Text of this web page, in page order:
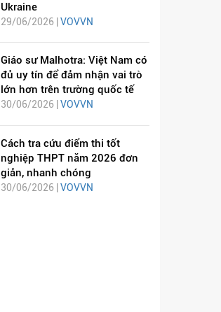
Ukraine
29/06/2026 | VOVVN
Giáo sư Malhotra: Việt Nam có
đủ uy tín để đảm nhận vai trò
lớn hơn trên trường quốc tế
30/06/2026 | VOVVN
Cách tra cứu điểm thi tốt
nghiệp THPT năm 2026 đơn
giản, nhanh chóng
30/06/2026 | VOVVN